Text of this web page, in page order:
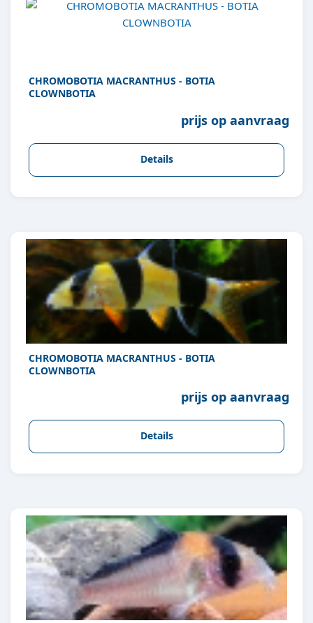
CHROMOBOTIA MACRANTHUS - BOTIA
CLOWNBOTIA
prijs op aanvraag
Details
CHROMOBOTIA MACRANTHUS - BOTIA
CLOWNBOTIA
prijs op aanvraag
Details